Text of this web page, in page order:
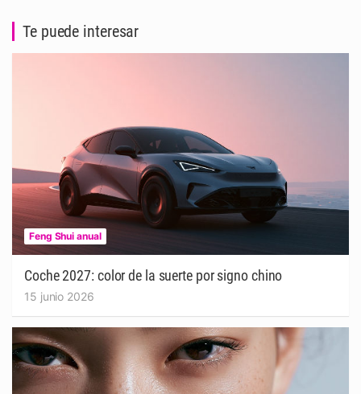
Te puede interesar
Feng Shui anual
Coche 2027: color de la suerte por signo chino
15 junio 2026